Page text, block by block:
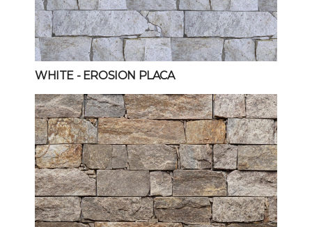
WHITE - EROSION PLACA